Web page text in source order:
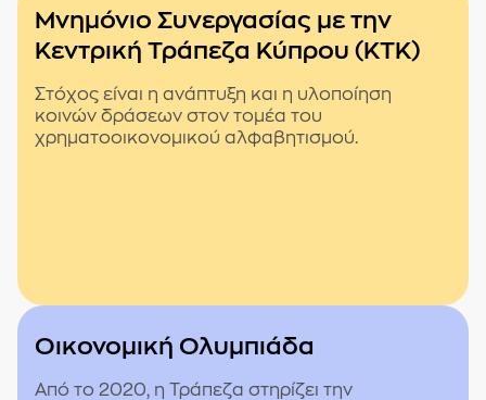
Μνημόνιο Συνεργασίας με την
Κεντρική Τράπεζα Κύπρου (ΚΤΚ)
Στόχος είναι η ανάπτυξη και η υλοποίηση
κοινών δράσεων στον τομέα του
χρηματοοικονομικού αλφαβητισμού.
Οικονομική Ολυμπιάδα
Από το 2020, η Τράπεζα στηρίζει την